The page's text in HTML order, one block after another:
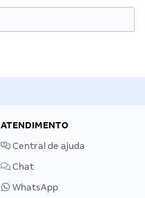
ATENDIMENTO
Central de ajuda
Chat
WhatsApp